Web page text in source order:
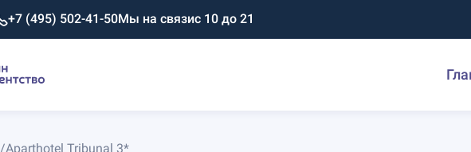
+7 (495) 502-41-50Мы на связис 10 до 21
/Aparthotel Tribunal 3*